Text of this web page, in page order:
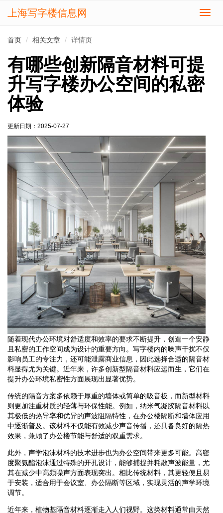
切
上海写字楼信息网
首页 相关文章 详情页
有哪些创新隔音材料可提
升写字楼办公空间的私密
体验
更新日期： 2025-07-27
随着现代办公环境对舒适度和效率的要求不断提升，创造一个安静
且私密的工作空间成为设计的重要方向。写字楼内的噪声干扰不仅
影响员工的专注力，还可能泄露商业信息，因此选择合适的隔音材
料显得尤为关键。近年来，许多创新型隔音材料应运而生，它们在
提升办公环境私密性方面展现出显著优势。
传统的隔音方案多依赖于厚重的墙体或简单的吸音板，而新型材料
则更加注重材质的轻薄与环保性能。例如，纳米气凝胶隔音材料以
其极低的热导率和优异的声波阻隔特性，在办公楼隔断和墙体应用
中逐渐普及。该材料不仅能有效减少声音传播，还具备良好的隔热
效果，兼顾了办公楼节能与舒适的双重需求。
此外，声学泡沫材料的技术进步也为办公空间带来更多可能。高密
度聚氨酯泡沫通过特殊的开孔设计，能够捕捉并耗散声波能量，尤
其在减少中高频噪声方面表现突出。相比传统材料，其更轻便且易
于安装，适合用于会议室、办公隔断等区域，实现灵活的声学环境
调节。
近年来，植物基隔音材料逐渐走入人们视野。这类材料通常由天然